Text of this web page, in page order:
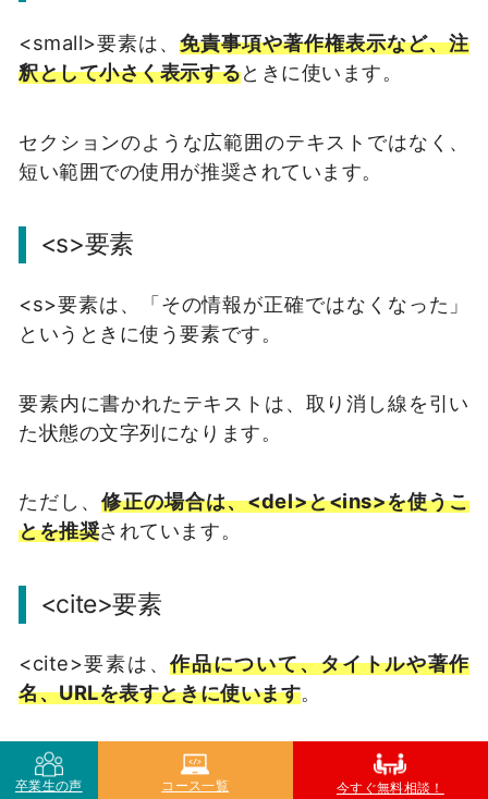
<small>要素は、免責事項や著作権表示など、注
釈として小さく表示するときに使います。
セクションのような広範囲のテキストではなく、
短い範囲での使用が推奨されています。
<s>要素
<s>要素は、「その情報が正確ではなくなった」
というときに使う要素です。
要素内に書かれたテキストは、取り消し線を引い
た状態の文字列になります。
ただし、修正の場合は、<del>と<ins>を使うこ
とを推奨されています。
<cite>要素
<cite>要素は、作品について、タイトルや著作
名、URLを表すときに使います。
引用を示す<blockquote>内のタイトルとしても
使用されます。
卒業生の声 コース一覧 今すぐ無料相談！